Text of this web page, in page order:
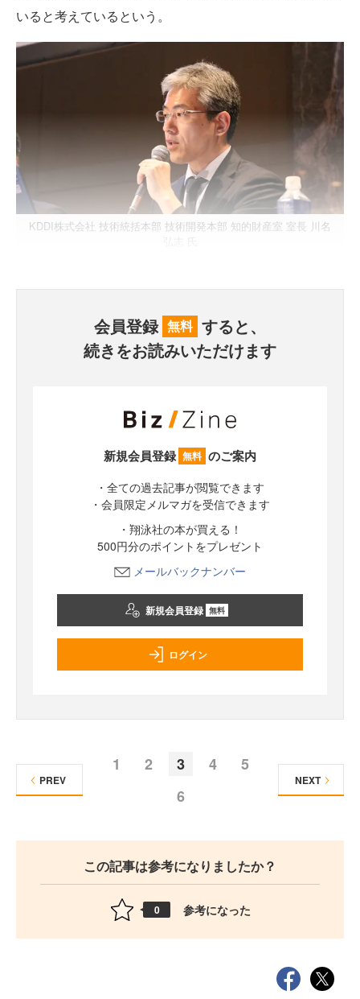
いると考えているという。
KDDI株式会社 技術統括本部 技術開発本部 知的財産室 室長 川名
会員登録 無料 すると、
続きをお読みいただけます
新規会員登録 無料 のご案内
・全ての過去記事が閲覧できます
・会員限定メルマガを受信できます
・翔泳社の本が買える！
500円分のポイントをプレゼント
メールバックナンバー
新規会員登録 無料
ログイン
1 2 3 4
5
6
PREV NEXT
この記事は参考になりましたか？
0 参考になった